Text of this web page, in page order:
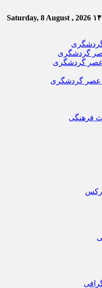
Saturday, 8 August , 2026
گردشگری
گردشگری
گردشگری
عصر گردشگری
فرهنگی